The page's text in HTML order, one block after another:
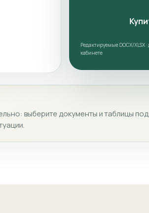
Редактируемые DOCX/XLSX
кабинете
выберите документы и таблицы